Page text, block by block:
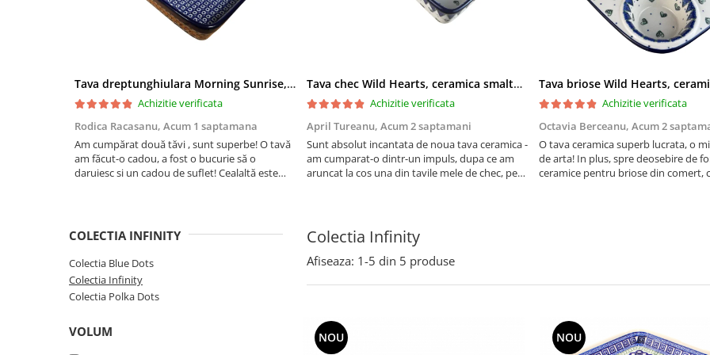
Accesorii decorative
Colectii Artistice
Colectiile Country
Colectia Sweet Dreams
Colectia Leaf Bed
Colectia Autumn Garden
Colectia Butterfly Dance
Colectia Morning Sunrise
Colectia Infinity
Colectia Blue Sea
Tava dreptunghiulara Morning Sunrise, ceramica smaltuita, pictata manual, 27,0 X 32, 5 cm
Achizitie verificata
Rodica Racasanu, Acum 1 saptamana
Am cumpărat două tăvi , sunt superbe! O tavă
am făcut-o cadou, a fost o bucurie să o
daruiesc si un cadou de suflet! Cealaltă este
Tava chec Wild Hearts, ceramica smaltuita, pictata manual, 31,0 X 12,0 cm
Achizitie verificata
April Tureanu, Acum 2 saptamani
Sunt absolut incantata de noua tava ceramica -
am cumparat-o dintr-un impuls, dupa ce am
aruncat la cos una din tavile mele de chec, pe
Achizitie verificata
Octavia Berceanu, Acum 2
O tava ceramica superb lucrata, o
de arta! In plus, spre deosebire de
ceramice pentru briose din comert,
Colectia Infinity
COLECTIA INFINITY
Colectia Blue Dots
Colectia Infinity
Colectia Polka Dots
VOLUM
Afiseaza: 1-5 din 5 produse
NOU NOU